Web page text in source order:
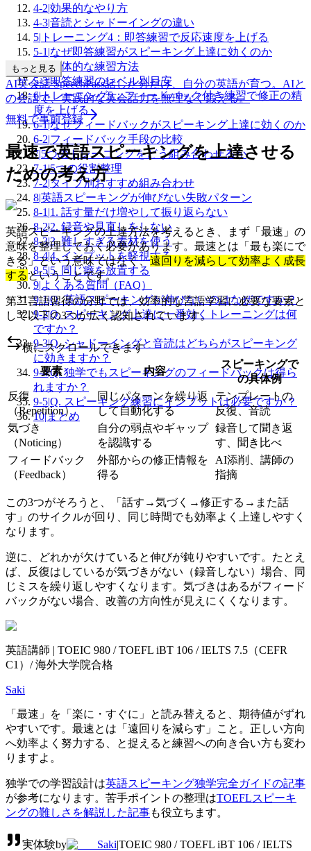
4-2|効果的なやり方
4-3|音読とシャドーイングの違い
5| トレーニング4：即答練習で反応速度を上げる
5-1 |なぜ即答練習がスピーキング上達に効くのか
5-2 |具体的な練習方法
5-3|即答練習のレベル別目安
6|トレーニング5：フィードバック付き練習で修正の精
度を上げる
6-1|なぜフィードバックがスピーキング上達に効くのか
6-2|フィードバック手段の比較
7|5つのトレーニングをどう組み合わせるか
7-1|5つの役割整理
7-2|タイプ別おすすめ組み合わせ
8|英語スピーキングが伸びない失敗パターン
8-1 |1. 話す量だけ増やして振り返らない
8-2|2. 録音や見直しをしない
8-3|3. 難しすぎる素材を使う
8-4|4. インプットを軽視する
8-5|5. 同じ癖を放置する
9|よくある質問（FAQ）
9-1|Q. 英語スピーキングが伸びないのはなぜですか？
9-2|Q. スピーキング上達に一番効くトレーニングは何
ですか？
9-3|Q. シャドーイングと音読はどちらがスピーキング
に効きますか？
9-4|Q. 独学でもスピーキングのフィードバックは得ら
れますか？
9-5|Q. スピーキング練習にインプットは必要ですか？
10|まとめ
もっと見る
AI英会話 SpeechPass話した分だけ、自分の英語が育つ。 AIと
の会話で、実践的な英会話力を無理なく鍛える。
無料で事前登録
最速で英語スピーキングを上達させる
ための考え方
英語スピーキングの上達方法を考えるとき、まず「最速」の
意味を整理しておく必要があります。最速とは「最も楽にで
きる」という意味ではなく、遠回りを減らして効率よく成長
するということです。
第二言語習得の分野では、効率的な言語学習に必要な要素と
して以下の3つが広く認知されています。
横にスクロールできます
要素
内容
スピーキングで
の具体例
反復
（Repetition）
同じパターンを繰り返
して自動化する
テンプレートの
反復、音読
気づき
（Noticing）
自分の弱点やギャップ
を認識する
録音して聞き返
す、聞き比べ
フィードバック
（Feedback）
外部からの修正情報を
得る
AI添削、講師の
指摘
この3つがそろうと、「話す→気づく→修正する→また話
す」のサイクルが回り、同じ時間でも効率よく上達しやすく
なります。
逆に、どれかが欠けていると伸びが鈍りやすいです。たとえ
ば、反復はしているが気づきがない（録音しない）場合、同
じミスを繰り返しやすくなります。気づきはあるがフィード
バックがない場合、改善の方向性が見えにくくなります。
英語講師 | TOEIC 980 / TOEFL iBT 106 / IELTS 7.5（CEFR
C1）/ 海外大学院合格
Saki
「最速」を「楽に・すぐに」と読み替えると、期待値がずれ
やすいです。最速とは「遠回りを減らす」こと。正しい方向
へ効率よく努力する、と捉えると練習への向き合い方も変わ
りますよ。
独学での学習設計は英語スピーキング独学完全ガイドの記事
が参考になります。苦手ポイントの整理はTOEFLスピーキ
ングの難しさを解説した記事も役立ちます。
実体験by Saki|TOEIC 980 / TOEFL iBT 106 / IELTS